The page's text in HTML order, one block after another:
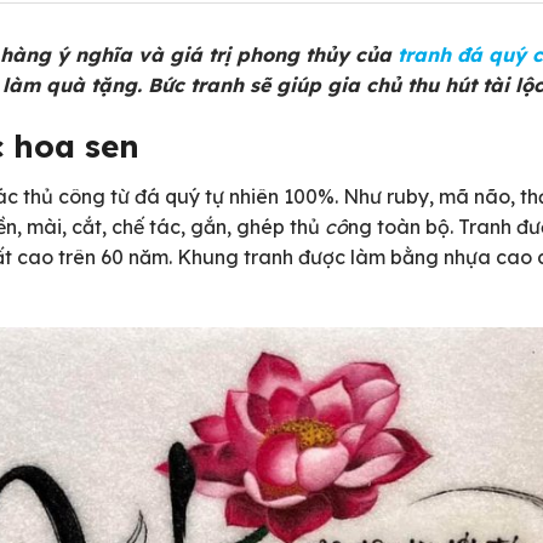
ý nghĩa và giá trị phong thủy của tranh đá quý
quà tặng. Bức tranh sẽ giúp gia chủ thu hút tài
sen
thủ công từ đá quý tự nhiên 100%. Như ruby, mã não,
mài, cắt, chế tác, gắn, ghép thủ công toàn bộ. Tranh
cao trên 60 năm. Khung tranh được làm bằng nhựa